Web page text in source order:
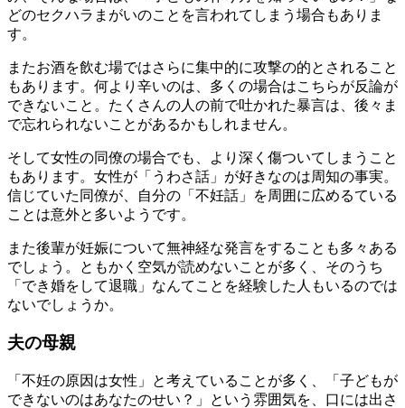
どのセクハラまがいのことを言われてしまう場合もありま
す。
またお酒を飲む場ではさらに集中的に攻撃の的とされること
もあります。何より辛いのは、多くの場合はこちらが反論が
できないこと。たくさんの人の前で吐かれた暴言は、後々ま
で忘れられないことがあるかもしれません。
そして女性の同僚の場合でも、より深く傷ついてしまうこと
もあります。女性が「うわさ話」が好きなのは周知の事実。
信じていた同僚が、自分の「不妊話」を周囲に広めるている
ことは意外と多いようです。
また後輩が妊娠について無神経な発言をすることも多々ある
でしょう。ともかく空気が読めないことが多く、そのうち
「でき婚をして退職」なんてことを経験した人もいるのでは
ないでしょうか。
夫の母親
「不妊の原因は女性」と考えていることが多く、「子どもが
できないのはあなたのせい？」という雰囲気を、口には出さ